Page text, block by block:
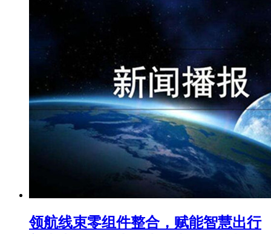
领航线束零组件整合，赋能智慧出行